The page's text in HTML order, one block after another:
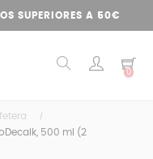
SUPERIORES A 50€
0
500 ml (2